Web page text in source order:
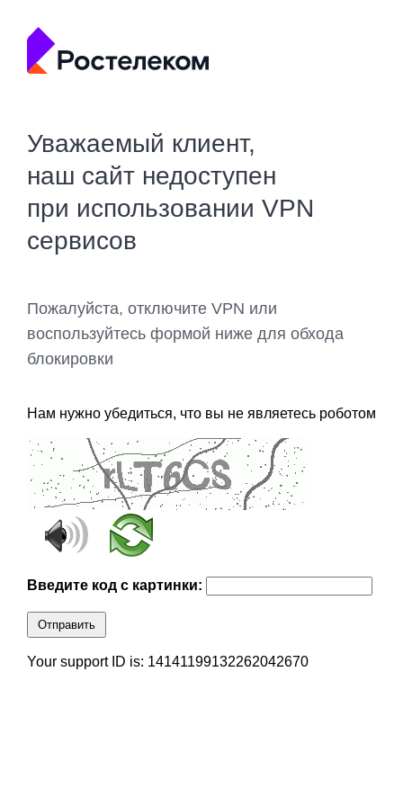
Уважаемый клиент,
наш сайт недоступен
при использовании VPN
сервисов
Пожалуйста, отключите VPN или
воспользуйтесь формой ниже для обхода
блокировки
Нам нужно убедиться, что вы не являетесь роботом
Введите код с картинки:
Отправить
Your support ID is: 14141199132262042670